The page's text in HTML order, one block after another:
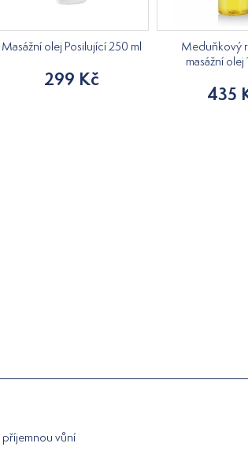
Masážní olej Posilující 250 ml
299 Kč
Meduňkový
masážní
435
vůní